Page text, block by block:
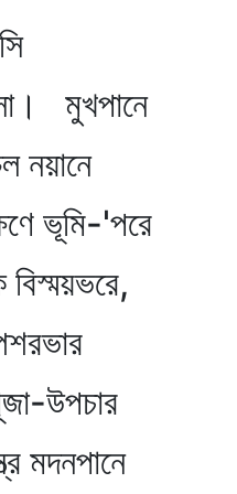
মুখপানে
নয়ানে
ভূমি-'পরে
বিস্ময়ভরে,
উপচার
মদনপানে